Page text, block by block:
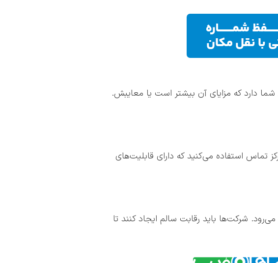
شما دارد ‌که مزایای آن بیشتر است یا معایبش.
تماس استفاده می‌کنید که دارای قابلیت‌های
شرکت‌ها باید رقابت سالم ایجاد کنند تا